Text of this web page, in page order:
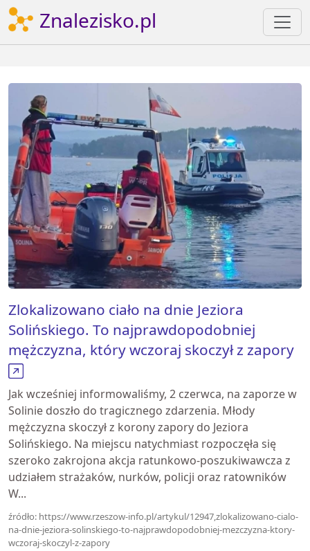
Znalezisko.pl
Zlokalizowano ciało na dnie Jeziora
Solińskiego. To najprawdopodobniej
mężczyzna, który wczoraj skoczył z zapory
Jak wcześniej informowaliśmy, 2 czerwca, na zaporze w
Solinie doszło do tragicznego zdarzenia. Młody
mężczyzna skoczył z korony zapory do Jeziora
Solińskiego. Na miejscu natychmiast rozpoczęła się
szeroko zakrojona akcja ratunkowo-poszukiwawcza z
udziałem strażaków, nurków, policji oraz ratowników
W...
źródło: https://www.rzeszow-info.pl/artykul/12947,zlokalizowano-cialo-
na-dnie-jeziora-solinskiego-to-najprawdopodobniej-mezczyzna-ktory-
wczoraj-skoczyl-z-zapory